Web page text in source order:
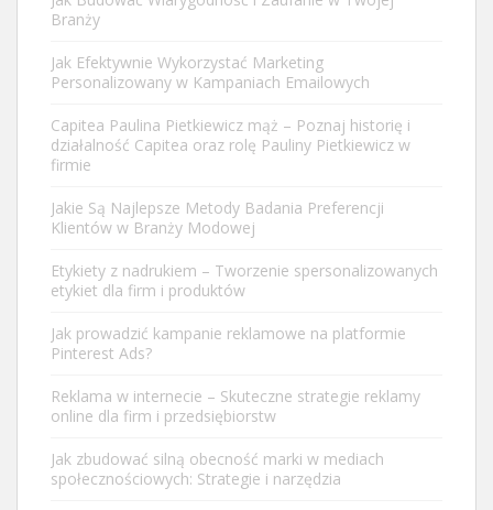
Branży
Jak Efektywnie Wykorzystać Marketing
Personalizowany w Kampaniach Emailowych
Capitea Paulina Pietkiewicz mąż – Poznaj historię i
działalność Capitea oraz rolę Pauliny Pietkiewicz w
firmie
Jakie Są Najlepsze Metody Badania Preferencji
Klientów w Branży Modowej
Etykiety z nadrukiem – Tworzenie spersonalizowanych
etykiet dla firm i produktów
Jak prowadzić kampanie reklamowe na platformie
Pinterest Ads?
Reklama w internecie – Skuteczne strategie reklamy
online dla firm i przedsiębiorstw
Jak zbudować silną obecność marki w mediach
społecznościowych: Strategie i narzędzia